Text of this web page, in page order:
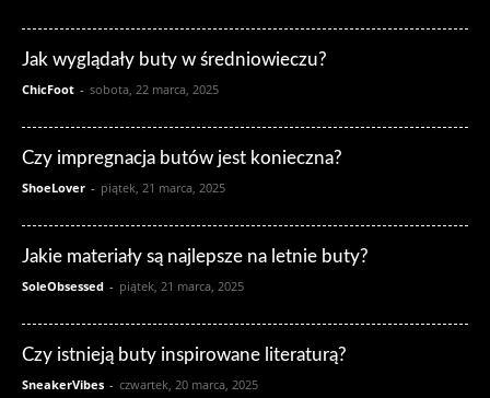
Jak wyglądały buty w średniowieczu?
ChicFoot - sobota, 22 marca, 2025
Czy impregnacja butów jest konieczna?
ShoeLover - piątek, 21 marca, 2025
Jakie materiały są najlepsze na letnie buty?
SoleObsessed - piątek, 21 marca, 2025
Czy istnieją buty inspirowane literaturą?
SneakerVibes - czwartek, 20 marca, 2025